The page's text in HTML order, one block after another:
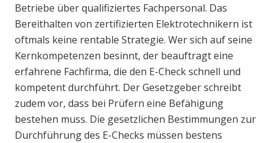
Betriebe über qualifiziertes Fachpersonal. Das
Bereithalten von zertifizierten Elektrotechnikern ist
oftmals keine rentable Strategie. Wer sich auf seine
Kernkompetenzen besinnt, der beauftragt eine
erfahrene Fachfirma, die den E-Check schnell und
kompetent durchführt. Der Gesetzgeber schreibt
zudem vor, dass bei Prüfern eine Befähigung
bestehen muss. Die gesetzlichen Bestimmungen zur
Durchführung des E-Checks müssen bestens